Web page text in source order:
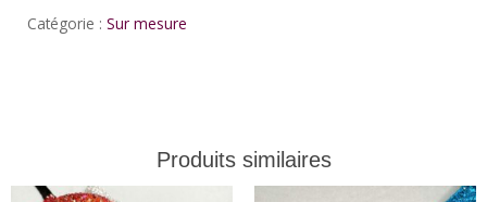
Nyla
Catégorie : Sur mesure
Produits similaires